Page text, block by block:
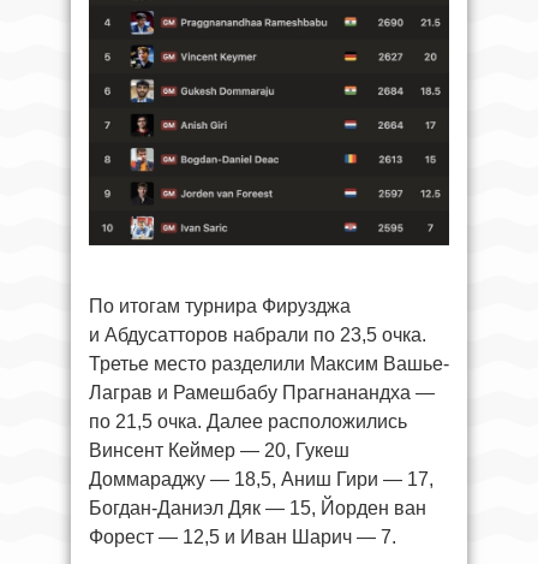
По итогам турнира Фирузджа
и Абдусатторов набрали по 23,5 очка.
Третье место разделили Максим Вашье-
Лаграв и Рамешбабу Прагнанандха —
по 21,5 очка. Далее расположились
Винсент Кеймер — 20, Гукеш
Доммараджу — 18,5, Аниш Гири — 17,
Богдан-Даниэл Дяк — 15, Йорден ван
Форест — 12,5 и Иван Шарич — 7.